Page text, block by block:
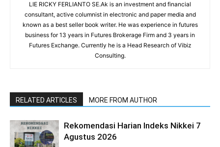
LIE RICKY FERLIANTO SE.Ak is an investment and financial
consultant, active columnist in electronic and paper media and
known as a best seller book writer. He was experience in futures
business for 13 years in Futures Brokerage Firm and 3 years in
Futures Exchange. Currently he is a Head Research of Vibiz
Consulting.
RELATED ARTICLES MORE FROM AUTHOR
Rekomendasi Harian Indeks Nikkei 7
Agustus 2026